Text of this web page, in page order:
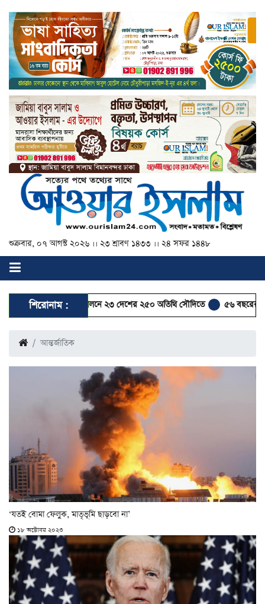
শুক্রবার, ০৭ আগস্ট ২০২৬ ।। ২৩ শ্রাবণ ১৪৩৩ ।। ২৪ সফর ১৪৪৮
শিরোনাম :
পালনে ২৩ দেশের ২৫০ অতিথি সৌদিতে ৫৬ বছরের ইমামকে ওমরাহয় পাঠালেন
আন্তর্জাতিক
‘যতই বোমা ফেলুক, মাতৃভূমি ছাড়বো না’
১৮ অক্টোবর ২০২৩